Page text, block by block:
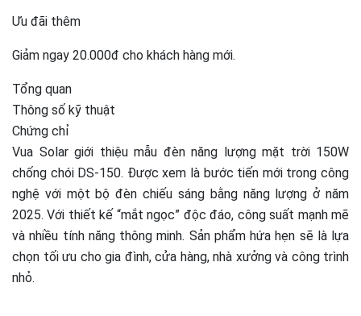
Ưu đãi thêm
Giảm ngay 20.000đ cho khách hàng mới.
Tổng quan
Thông số kỹ thuật
Chứng chỉ
Vua Solar giới thiệu mẫu đèn năng lượng mặt trời 150W
chống chói DS-150. Được xem là bước tiến mới trong công
nghệ với một bộ đèn chiếu sáng bằng năng lượng ở năm
2025. Với thiết kế “mắt ngọc” độc đáo, công suất mạnh mẽ
và nhiều tính năng thông minh. Sản phẩm hứa hẹn sẽ là lựa
chọn tối ưu cho gia đình, cửa hàng, nhà xưởng và công trình
nhỏ.